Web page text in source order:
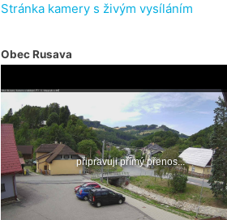
Stránka kamery s živým vysíláním
Obec Rusava